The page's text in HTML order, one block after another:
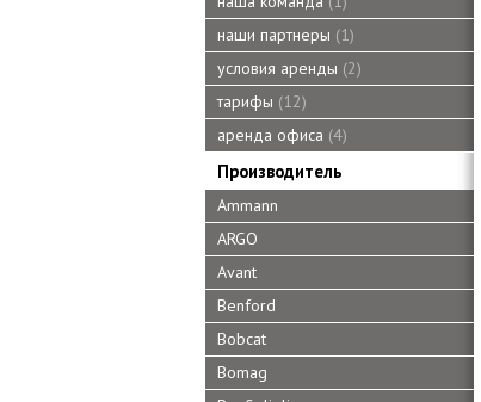
наши партнеры
1
условия аренды 2
тарифы
12
аренда офиса 4
Производитель
Ammann
ARGO
Avant
Benford
Bobcat
Bomag